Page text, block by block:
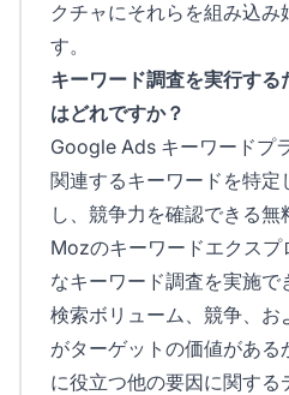
クチャにそれらを組み込み
す。
キーワード調査を実行す
はどれですか？
Google Ads キーワードプ
関連するキーワードを特定
し、競争力を確認できる無
Mozのキーワードエクスプ
なキーワード調査を実施で
検索ボリューム、競争、お
がターゲットの価値があ
に役立つ他の要因に関する